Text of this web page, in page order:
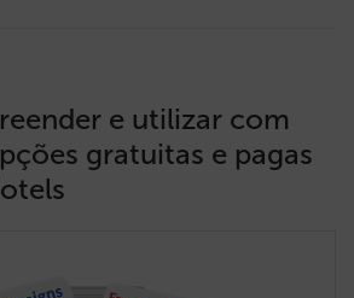
e utilizar com
gratuitas e pagas